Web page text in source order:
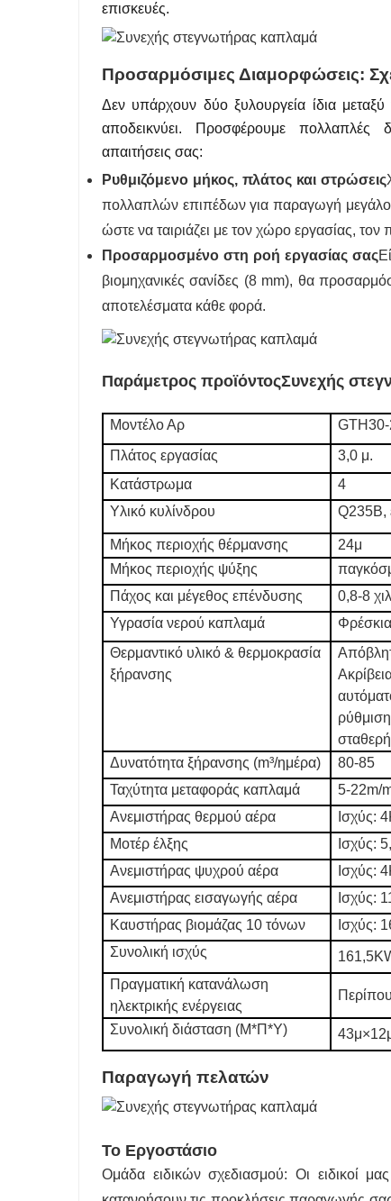
επισκευές.
Προσαρμόσιμες Διαμορφώσεις:
Δεν υπάρχουν δύο ξυλουργεία ίδια
αποδεικνύει. Προσφέρουμε πολλαπλές
απαιτήσεις σας:
Ρυθμιζόμενο μήκος, πλάτος και στρώσεις
πολλαπλών επιπέδων για παραγωγή
ώστε να ταιριάζει με τον χώρο εργασίας,
Προσαρμοσμένο στη ροή εργασίας σας
βιομηχανικές σανίδες (8 mm), θα
αποτελέσματα κάθε φορά.
Παράμετρος προϊόντοςΣυνεχής
Μοντέλο Αρ
Πλάτος εργασίας
3,0 μ.
Κατάστρωμα
4
Υλικό κυλίνδρου
Q235B,
Μήκος περιοχής θέρμανσης
24μ
Μήκος περιοχής ψύξης
Πάχος και μέγεθος επένδυσης
0,8-8
Υγρασία νερού καπλαμά
Θερμαντικό υλικό & θερμοκρασία
ξήρανσης
σταθερή
Δυνατότητα ξήρανσης (m³/ημέρα)
80-85
Ταχύτητα μεταφοράς καπλαμά
5-22m/
Ανεμιστήρας θερμού αέρα
Ισχύς:
Μοτέρ έλξης
Ισχύς:
Ανεμιστήρας ψυχρού αέρα
Ισχύς:
Ανεμιστήρας εισαγωγής αέρα
Ισχύς:
Καυστήρας βιομάζας 10 τόνων
Ισχύς:
Συνολική ισχύς
Πραγματική κατανάλωση
ηλεκτρικής ενέργειας
Συνολική διάσταση (Μ*Π*Υ)
Παραγωγή πελατών
Το Εργοστάσιο
Ομάδα ειδικών σχεδιασμού: Οι ειδικοί